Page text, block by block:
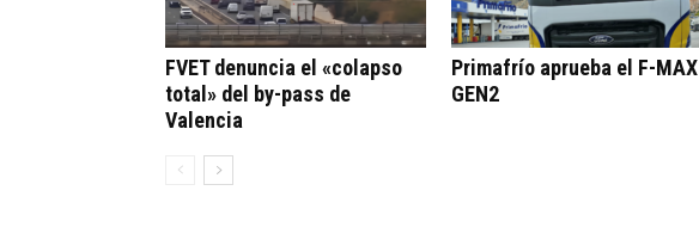
FVET denuncia el «colapso
total» del by-pass de
Valencia
Primafrío aprueba el F-MAX
GEN2